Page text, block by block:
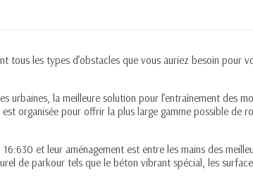
tous les types d’obstacles que vous auriez besoin pour
la meilleure solution pour l’entraînement des
organisée pour offrir la plus large gamme possible de
et leur aménagement est entre les mains des
de parkour tels que le béton vibrant spécial, les